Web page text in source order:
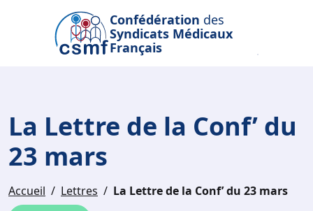
Passer au contenu principal
Confédération des
Syndicats Médicaux
Français
La Lettre de la Conf’ du
23 mars
Accueil Lettres
La Lettre de la Conf’ du 23 mars